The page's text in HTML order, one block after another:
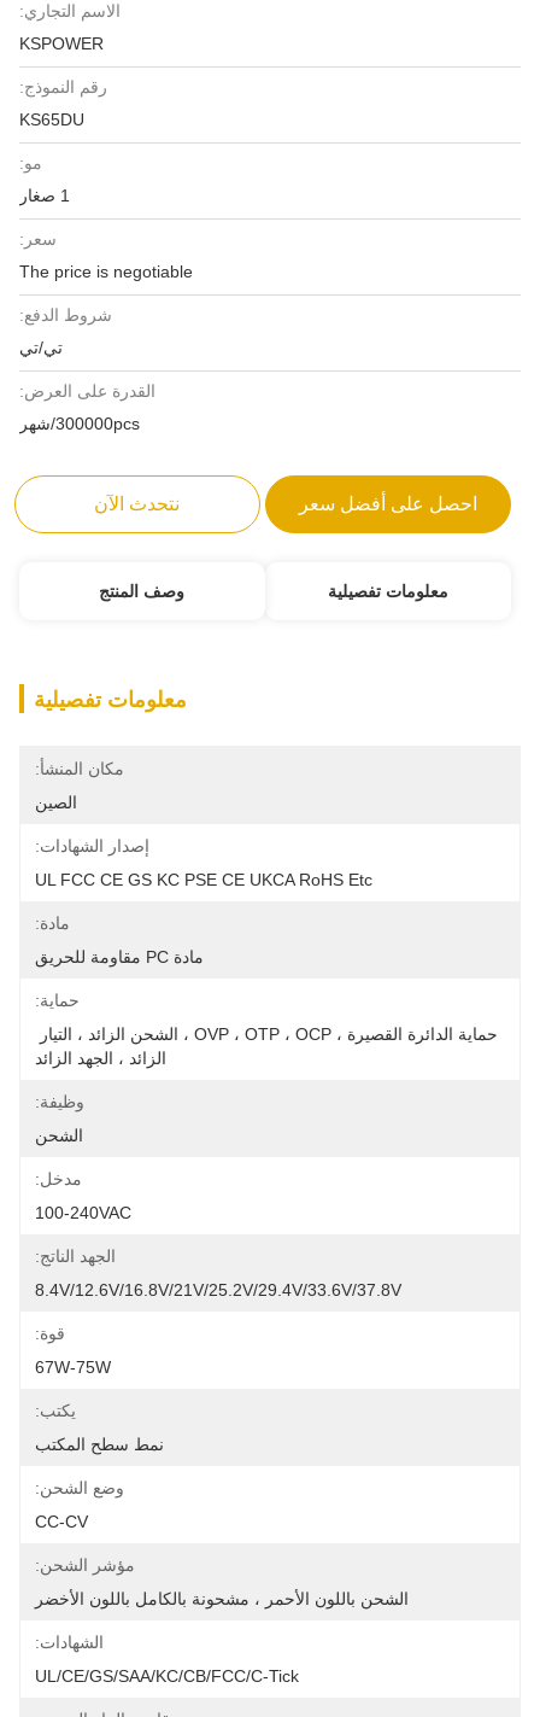
الاسم التجاري:
KSPOWER
رقم النموذج:
KS65DU
مو:
1 صغار
سعر:
The price is negotiable
شروط الدفع:
تي/تي
القدرة على العرض:
300000pcs/شهر
احصل على أفضل سعر نتحدث الآن
معلومات تفصيلية وصف المنتج
معلومات تفصيلية
مكان المنشأ:
الصين
إصدار الشهادات:
UL FCC CE GS KC PSE CE UKCA RoHS Etc
مادة:
مادة PC مقاومة للحريق
حماية:
الزائد ، الجهد الزائد
وظيفة:
الشحن
مدخل:
100-240VAC
الجهد الناتج:
8.4V/12.6V/16.8V/21V/25.2V/29.4V/33.6V/37.8V
قوة:
67W-75W
يكتب:
نمط سطح المكتب
وضع الشحن:
CC-CV
مؤشر الشحن:
الشحن باللون الأحمر ، مشحونة بالكامل باللون الأخضر
الشهادات:
UL/CE/GS/SAA/KC/CB/FCC/C-Tick